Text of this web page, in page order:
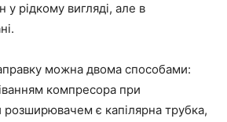
рідкому вигляді, але в
можна двома способами:
компресора при
розширювачем є капілярна трубка,